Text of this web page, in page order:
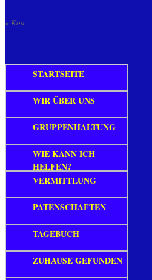
« Koa
STARTSEITE
WIR ÜBER UNS
GRUPPENHALTUNG
WIE KANN ICH
HELFEN?
VERMITTLUNG
PATENSCHAFTEN
TAGEBUCH
ZUHAUSE GEFUNDEN